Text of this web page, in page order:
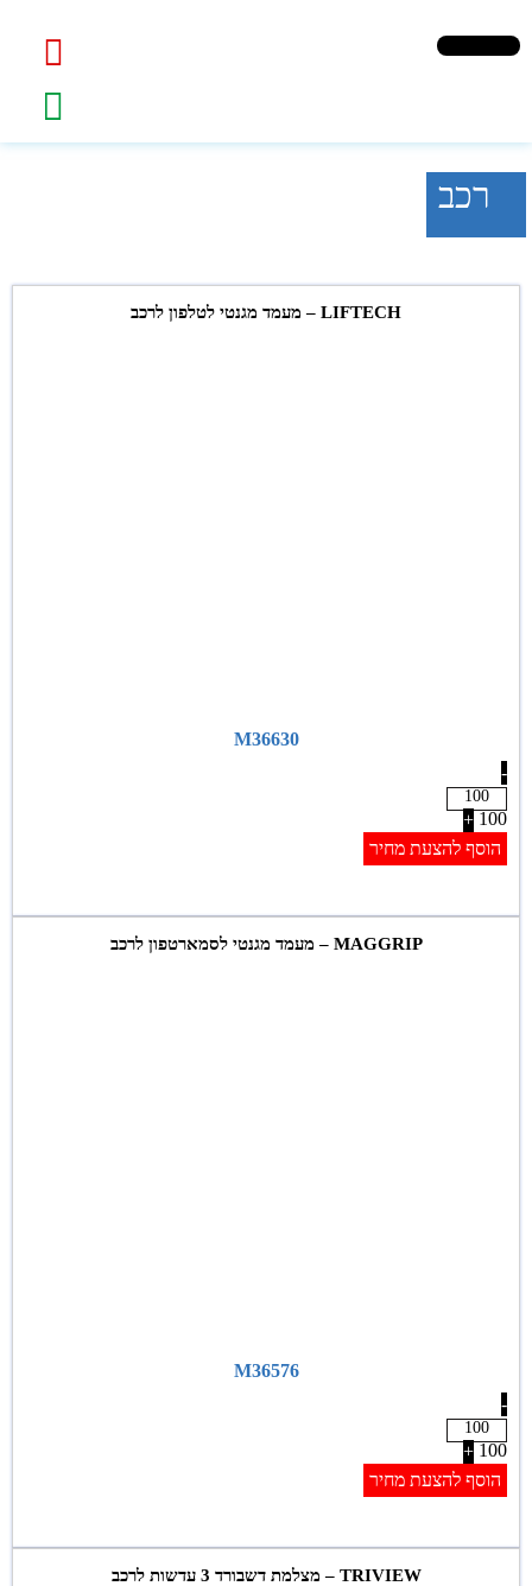
רכב
LIFTECH – מעמד מגנטי לטלפון לרכב
M36630
-
100
+
הוסף להצעת מחיר
MAGGRIP – מעמד מגנטי לסמארטפון לרכב
M36576
-
100
+
הוסף להצעת מחיר
TRIVIEW – מצלמת דשבורד 3 עדשות לרכב